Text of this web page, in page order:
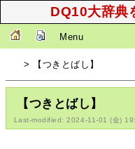
DQ10大辞典
Menu
> 【つきとばし】
【つきとばし】
Last-modified: 2024-11-01 (金)